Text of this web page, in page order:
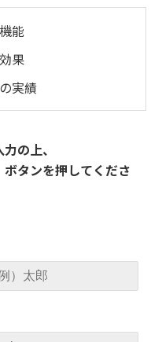
能
果
実績
の上、
ボタンを押してくださ